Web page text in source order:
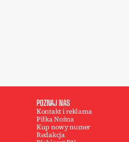
POZNAJ NAS
Kontakt i reklama
Piłka Nożna
Kup nowy numer
Redakcja